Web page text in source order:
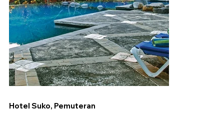
Hotel Suko, Pemuteran